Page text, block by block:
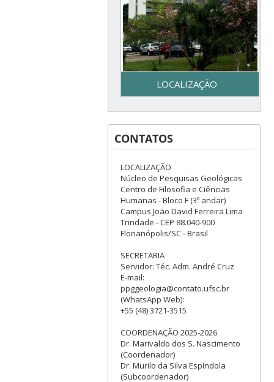
LOCALIZAÇÃO
Secretaria do Programa de
Pós-Graduação em Geologia
– UFSC - Centro de Filosofia e
Ciências Humanas - Bloco F –
3º piso - Campus Reitor João
David Ferreira Lima - Trindade
– Florianópolis, SC
CONTATOS
LOCALIZAÇÃO
Núcleo de Pesquisas Geológicas
Centro de Filosofia e Ciências
Humanas - Bloco F (3º andar)
Campus João David Ferreira Lima
Trindade - CEP 88.040-900
Florianópolis/SC - Brasil
SECRETARIA
Servidor: Téc. Adm. André Cruz
E-mail:
ppggeologia@contato.ufsc.br
(WhatsApp Web):
+55 (48) 3721-3515
COORDENAÇÃO 2025-2026
Dr. Marivaldo dos S. Nascimento
(Coordenador)
Dr. Murilo da Silva Espíndola
(Subcoordenador)